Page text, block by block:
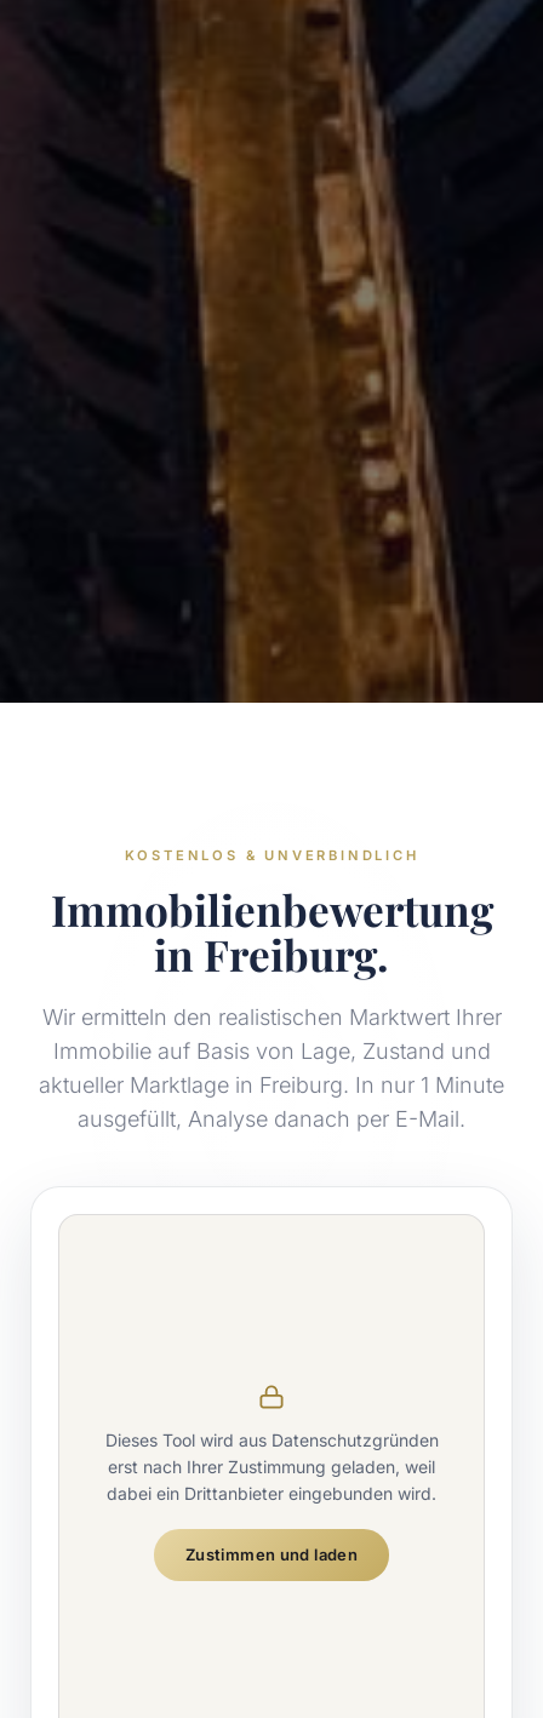
KOSTENLOS & UNVERBINDLICH
Immobilienbewertung
in Freiburg.
Wir ermitteln den realistischen Marktwert Ihrer
Immobilie auf Basis von Lage, Zustand und
aktueller Marktlage in Freiburg. In nur 1 Minute
ausgefüllt, Analyse danach per E-Mail.
Dieses Tool wird aus Datenschutzgründen
erst nach Ihrer Zustimmung geladen, weil
dabei ein Drittanbieter eingebunden wird.
Zustimmen und laden